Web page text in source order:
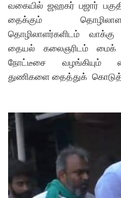
வகையில் ஜஹகர் பஜார்
தைக்கும்
தொழிலாளர்களிடம் வாக்கு
தையல் கலைஞரிடம் மைக்
நோட்டீசை வழங்கியும்
துணிகளை தைத்துக்